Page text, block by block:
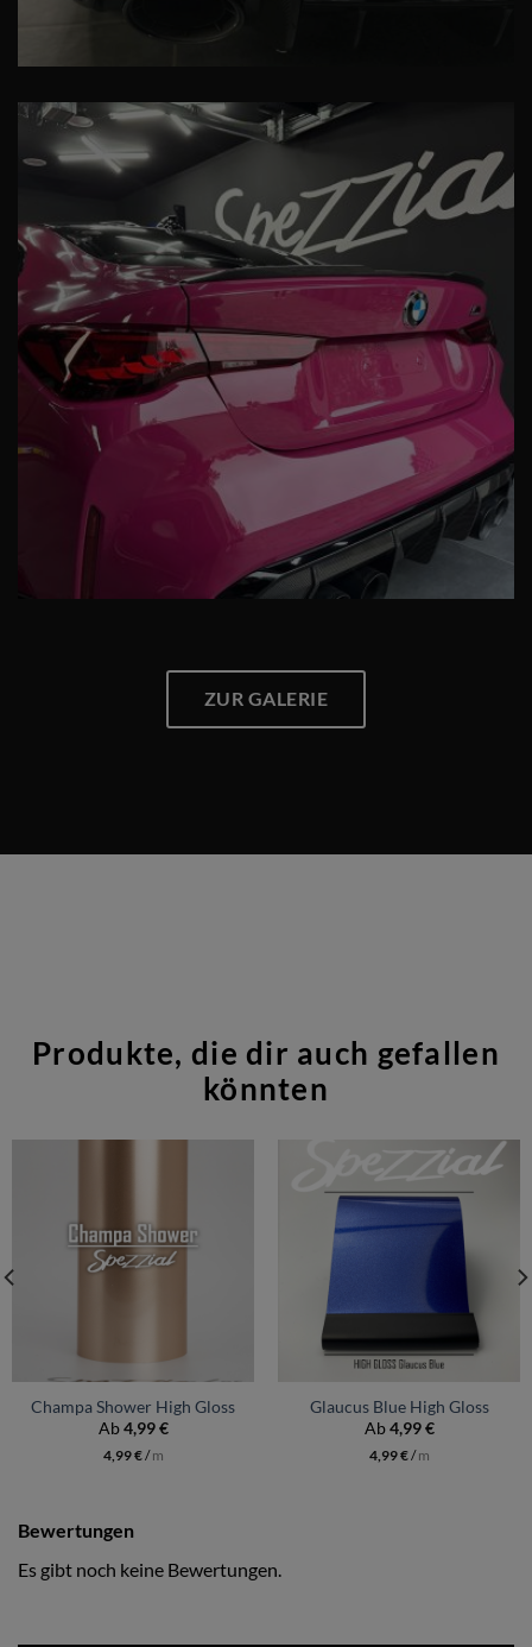
ZUR GALERIE
Produkte, die dir auch gefallen
könnten
Champa Shower High Gloss
Ab4,99€
4,99€/m
Glaucus Blue High Gloss
Ab4,99€
4,99€/m
Bewertungen
Es gibt noch keine Bewertungen.